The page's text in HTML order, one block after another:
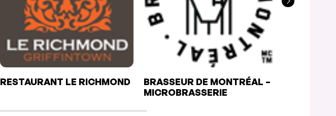
RESTAURANT LE RICHMOND
BRASSEUR DE MONTRÉAL –
MICROBRASSERIE